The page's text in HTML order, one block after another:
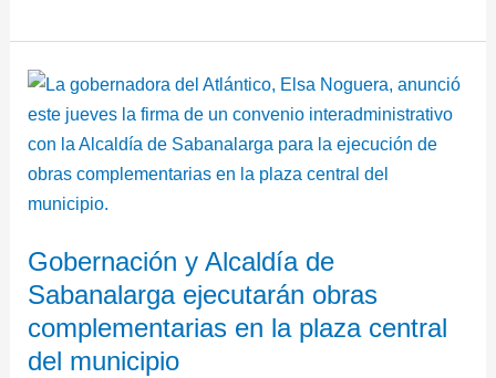
Gobernación y Alcaldía de
Sabanalarga ejecutarán obras
complementarias en la plaza central
del municipio
Gobernación
y
Alcaldía
de
Sabanalarga
obras
complementarias
en
la